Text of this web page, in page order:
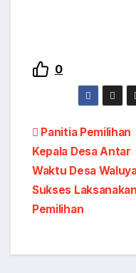
0
Panitia Pemilihan
Kepala Desa Antar
Waktu Desa
Sukses Laksanakan
Pemilihan